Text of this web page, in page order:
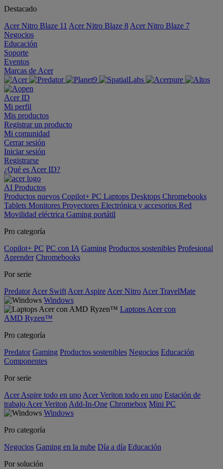
Destacado
Acer Nitro Blaze 11 Acer Nitro Blaze 8 Acer Nitro Blaze 7
Negocios
Educación
Soporte
Eventos
Marcas de Acer
Acer ID
Mi perfil
Mis productos
Registrar un producto
Mi comunidad
Cerrar sesión
Iniciar sesión
Registrarse
¿Qué es Acer ID?
AI Productos
Productos nuevos Copilot+ PC Laptops Desktops Chromebooks
Tablets Monitores Proyectores Electrónica y accesorios Red
Movilidad eléctrica Gaming portátil
Pro categoría
Copilot+ PC PC con IA Gaming Productos sostenibles Profesional
Aprender Chromebooks
Por serie
Predator Acer Swift Acer Aspire Acer Nitro Acer TravelMate
Windows
Laptops Acer con
AMD Ryzen™
Pro categoría
Predator Gaming Productos sostenibles Negocios Educación
Componentes
Por serie
Acer Aspire todo en uno Acer Veriton todo en uno Estación de
trabajo Acer Veriton Add-In-One Chromebox Mini PC
Windows
Pro categoría
Negocios Gaming en la nube Día a día Educación
Por solución